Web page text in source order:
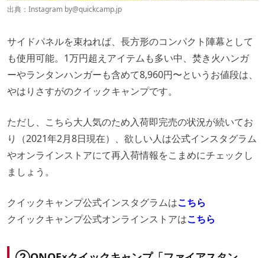
出典：Instagram by@quickcamp.jp
サイドパネルを束ねれば、長方形のコンパクト陣幕として
も使用可能。1万円超えアイテムも多い中、焚き火ハンガ
ーやランタンハンガーも含めて8,960円〜というお値段は、
やはりさすがのクイックキャンプです。
ただし、こちら大人気のため入荷即完売の状況が続いてお
り（2021年2月8日現在）、欲しい人は公式インスタグラム
やオンラインストアにて再入荷情報をこまめにチェックし
ましょう。
クイックキャンプ公式インスタグラムはこちら
クイックキャンプ公式オンラインストアはこちら